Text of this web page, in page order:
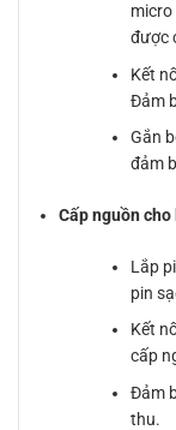
micro
được
Kết
Đảm
Gắn
đảm
Cấp nguồn
Lắp
pin
Kết
cấp
Đảm
thu.